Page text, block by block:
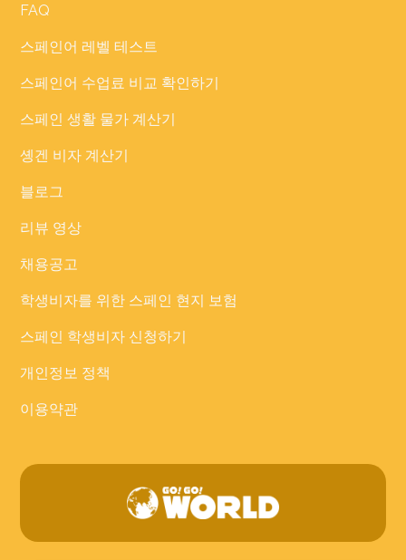
FAQ
스페인어 레벨 테스트
스페인어 수업료 비교 확인하기
스페인 생활 물가 계산기
솅겐 비자 계산기
블로그
리뷰 영상
채용공고
학생비자를 위한 스페인 현지 보험
스페인 학생비자 신청하기
개인정보 정책
이용약관